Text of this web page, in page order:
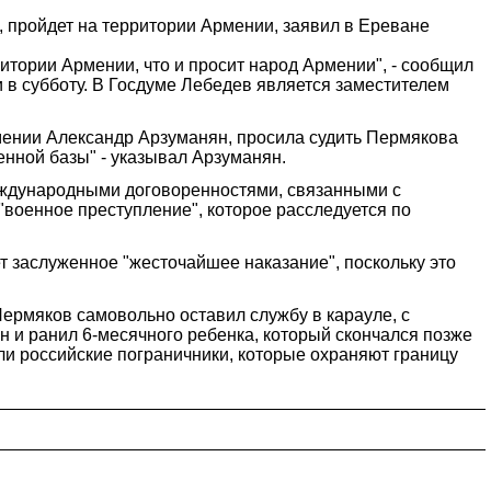
на территории Армении, заявил в Ереване
Армении, что и просит народ Армении", - сообщил
В Госдуме Лебедев является заместителем
Александр Арзуманян, просила судить Пермякова
базы" - указывал Арзуманян.
договоренностями, связанными с
преступление", которое расследуется по
"жесточайшее наказание", поскольку это
самовольно оставил службу в карауле, с
ранил 6-месячного ребенка, который скончался позже
пограничники, которые охраняют границу